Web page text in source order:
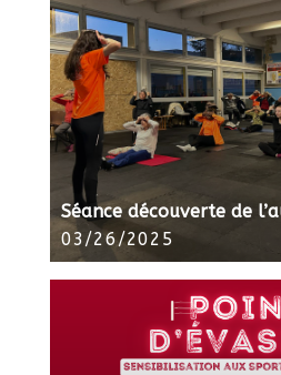
Séance découverte de
03/26/2025